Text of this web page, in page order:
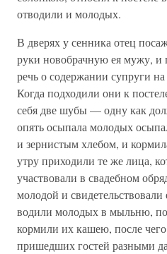
отводили и молодых.
В дверях у сенника отец
руки новобрачную ея мужу, и
речь о содержании супруги
Когда подходили они к
себя две шубы — одну как
опять осыпала молодых
и зернистым хлебом, и
утру приходили те же лица,
участвовали в свадебном
молодой и
водили молодых в мыльню, по
кормили их кашею, после
пришедших гостей разными